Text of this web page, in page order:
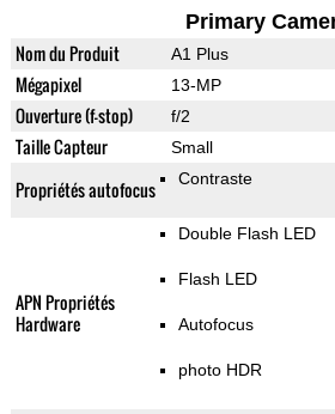
Primary
Nom du Produit A1 Plus
Mégapixel 13-MP
Ouverture (f-stop) f/2
Taille Capteur Small
Propriétés autofocus Contraste
APN Propriétés
Hardware
Double Flash LED
Flash LED
Autofocus
photo HDR